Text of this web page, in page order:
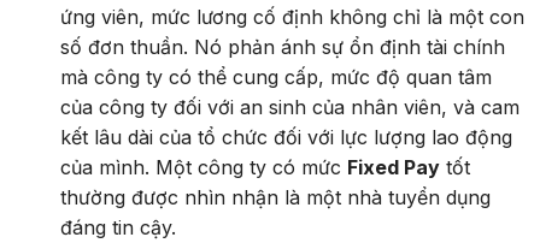
ứng viên, mức lương cố định không chỉ là một con
số đơn thuần. Nó phản ánh sự ổn định tài chính
mà công ty có thể cung cấp, mức độ quan tâm
của công ty đối với an sinh của nhân viên, và cam
kết lâu dài của tổ chức đối với lực lượng lao động
của mình. Một công ty có mức Fixed Pay tốt
thường được nhìn nhận là một nhà tuyển dụng
đáng tin cậy.